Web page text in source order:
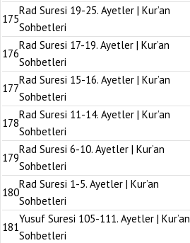
175
Rad Suresi 19-25. Ayetler | Kur’an
Sohbetleri
176
Rad Suresi 17-19. Ayetler | Kur’an
Sohbetleri
177
Rad Suresi 15-16. Ayetler | Kur’an
Sohbetleri
178
Rad Suresi 11-14. Ayetler | Kur’an
Sohbetleri
179
Rad Suresi 6-10. Ayetler | Kur’an
Sohbetleri
180
Rad Suresi 1-5. Ayetler | Kur’an
Sohbetleri
181
Yusuf Suresi 105-111. Ayetler | Kur’an
Sohbetleri